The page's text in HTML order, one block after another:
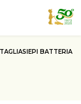
TAGLIASIEPI BATTERIA